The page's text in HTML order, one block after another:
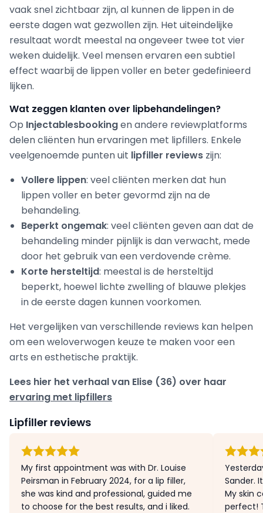
vaak snel zichtbaar zijn, al kunnen de lippen in de
eerste dagen wat gezwollen zijn. Het uiteindelijke
resultaat wordt meestal na ongeveer twee tot vier
weken duidelijk. Veel mensen ervaren een subtiel
effect waarbij de lippen voller en beter gedefinieerd
lijken.
Wat zeggen klanten over lipbehandelingen?
Op Injectablesbookingen andere reviewplatforms
delen cliënten hun ervaringen met lipfillers. Enkele
veelgenoemde punten uit lipfiller reviews zijn:
Vollere lippen: veel cliënten merken dat hun
lippen voller en beter gevormd zijn na de
behandeling.
Beperkt ongemak: veel cliënten geven aan dat de
behandeling minder pijnlijk is dan verwacht, mede
door het gebruik van een verdovende crème.
Korte hersteltijd: meestal is de hersteltijd
beperkt, hoewel lichte zwelling of blauwe plekjes
in de eerste dagen kunnen voorkomen.
Het vergelijken van verschillende reviews kan helpen
om een weloverwogen keuze te maken voor een
arts en esthetische praktijk.
Lees hier het verhaal van Elise (36) over haar
ervaring met lipfillers
Lipfiller reviews
My first appointment was with Dr. Louise
Peirsman in February 2024, for a lip filler,
she was kind and professional, guided me
to choose for the best results, and i liked.
Sander.
My skin
perfect!